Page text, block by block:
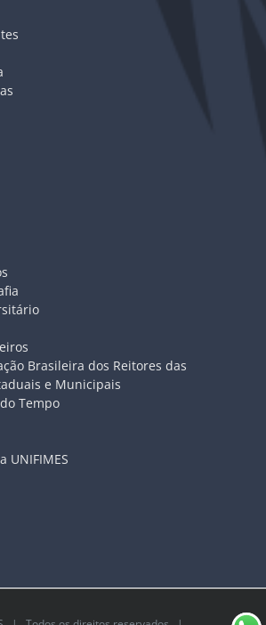
Brasileira dos Reitores das
e Municipais
Tempo
UNIFIMES